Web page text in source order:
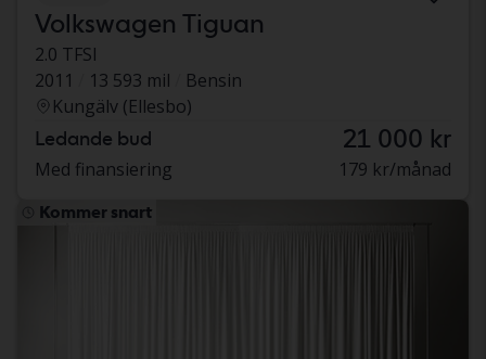
Volkswagen Tiguan
2.0 TFSI
2011
13 593 mil
Bensin
Kungälv (Ellesbo)
Ledande bud 21 000 kr
Med finansiering 179 kr/månad
Kommer snart